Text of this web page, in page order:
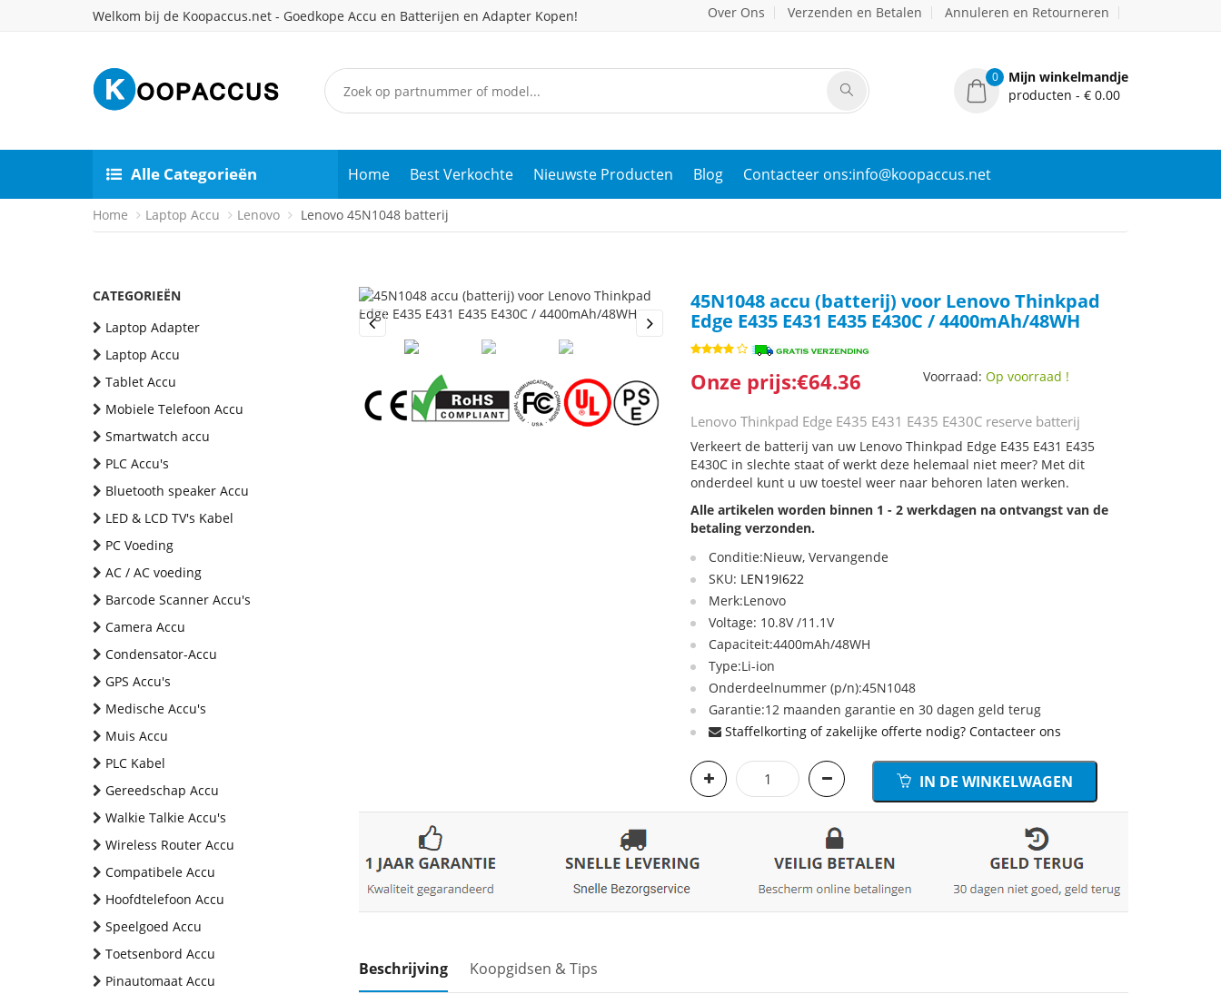
Welkom bij de Koopaccus.net - Goedkope Accu en Batterijen en Adapter Kopen! Over Ons Verzenden en Betalen Annuleren en Retourneren
0
Mijn winkelmandje
producten - € 0.00
Alle Categorieën Home Best Verkochte Nieuwste Producten Blog Contacteer ons:info@koopaccus.net
Home Laptop Accu Lenovo Lenovo 45N1048 batterij
CATEGORIEËN
Laptop Adapter
Laptop Accu
Tablet Accu
Mobiele Telefoon Accu
Smartwatch accu
PLC Accu's
Bluetooth speaker Accu
LED & LCD TV's Kabel
PC Voeding
AC / AC voeding
Barcode Scanner Accu's
Camera Accu
Condensator-Accu
GPS Accu's
Medische Accu's
Muis Accu
PLC Kabel
Gereedschap Accu
Walkie Talkie Accu's
Wireless Router Accu
Compatibele Accu
Hoofdtelefoon Accu
Speelgoed Accu
Toetsenbord Accu
Pinautomaat Accu
Previous
45N1048 accu (batterij) voor Lenovo Thinkpad
Edge E435 E431 E435 E430C / 4400mAh/48WH
Onze prijs:€64.36 Voorraad:Op voorraad !
Lenovo Thinkpad Edge E435 E431 E435 E430C reserve batterij
Verkeert de batterij van uw Lenovo Thinkpad Edge E435 E431 E435
E430C in slechte staat of werkt deze helemaal niet meer? Met dit
onderdeel kunt u uw toestel weer naar behoren laten werken.
Alle artikelen worden binnen 1 - 2 werkdagen na ontvangst van de
betaling verzonden.
Conditie:Nieuw, Vervangende
SKU: LEN19I622
Merk:Lenovo
Voltage: 10.8V /11.1V
Capaciteit:4400mAh/48WH
Type:Li-ion
Onderdeelnummer (p/n):45N1048
Garantie:12 maanden garantie en 30 dagen geld terug
Staffelkorting of zakelijke offerte nodig? Contacteer ons
IN DE WINKELWAGEN
Beschrijving Koopgidsen & Tips